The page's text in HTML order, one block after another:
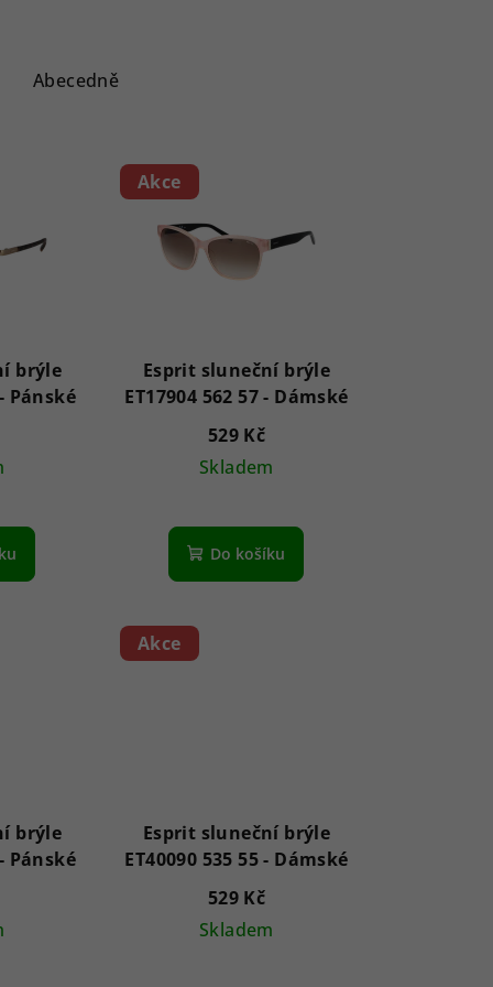
Abecedně
brýle
ET17924 535 59 - Pánské
Akce
Esprit sluneční brýle
ET17904 562 57 - Dámské
529 Kč
Skladem
Do košíku
brýle
ET40101 531 54 - Pánské
Akce
Esprit sluneční brýle
ET40090 535 55 - Dámské
529 Kč
Skladem